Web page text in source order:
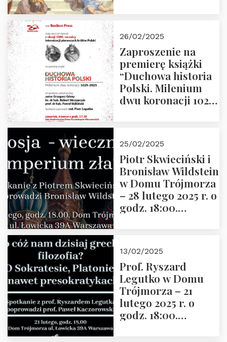
26/02/2025
Zaproszenie na
premierę książki
“Duchowa historia
Polski. Milenium
dwu koronacji 1025-
2025 r. godz. 17:30,
DAW ul. Miodowa
17/19
25/02/2025
Piotr Skwieciński i
Bronisław Wildstein
w Domu Trójmorza
– 28 lutego 2025 r. o
godz. 18:00.
13/02/2025
Prof. Ryszard
Legutko w Domu
Trójmorza – 21
lutego 2025 r. o
godz. 18:00.